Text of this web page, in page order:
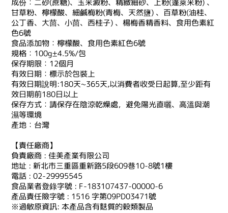
成份：二砂(蔗糖)、玉米澱粉、精緻細砂、上粉(蓬萊米粉) 、
甘草粉、檸檬酸、細鹹梅粉(青梅、天然鹽) 、百草粉(油桂、
公丁香、大茴、小茴、西桂子) 、楊梅香精香料、食用色素紅
色6號
食品添加物：檸檬酸、食用色素紅色6號
規格：100g±4.5%/包
保存期限：12個月
有效日期：標示於包裝上
有效日期說明:180天~365天,以消費者收受日起算,至少距有
效日期前180日以上
保存方式：請保存在陰涼乾燥處，避免陽光直曬、高溫與潮
濕等環境
產地：台灣
【責任廠商】
負責廠商 : 佳美產業有限公司
地址 : 新北市三重區重新路5段609巷10-8號1樓
電話 : 02-29995545
食品業者登錄字號 : F-183107437-00000-6
產品責任險字號 : 1516 字第09PD03471號
※過敏原資訊: 本產品含有麩質的穀類製品